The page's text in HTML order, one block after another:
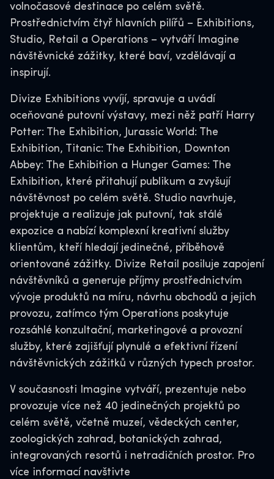
volnočasové destinace po celém světě.
Prostřednictvím čtyř hlavních pilířů – Exhibitions,
Studio, Retail a Operations – vytváří Imagine
návštěvnické zážitky, které baví, vzdělávají a
inspirují.
Divize Exhibitions vyvíjí, spravuje a uvádí
oceňované putovní výstavy, mezi něž patří Harry
Potter: The Exhibition, Jurassic World: The
Exhibition, Titanic: The Exhibition, Downton
Abbey: The Exhibition a Hunger Games: The
Exhibition, které přitahují publikum a zvyšují
návštěvnost po celém světě. Studio navrhuje,
projektuje a realizuje jak putovní, tak stálé
expozice a nabízí komplexní kreativní služby
klientům, kteří hledají jedinečné, příběhově
orientované zážitky. Divize Retail posiluje zapojení
návštěvníků a generuje příjmy prostřednictvím
vývoje produktů na míru, návrhu obchodů a jejich
provozu, zatímco tým Operations poskytuje
rozsáhlé konzultační, marketingové a provozní
služby, které zajišťují plynulé a efektivní řízení
návštěvnických zážitků v různých typech prostor.
V současnosti Imagine vytváří, prezentuje nebo
provozuje více než 40 jedinečných projektů po
celém světě, včetně muzeí, vědeckých center,
zoologických zahrad, botanických zahrad,
integrovaných resortů i netradičních prostor. Pro
více informací navštivte